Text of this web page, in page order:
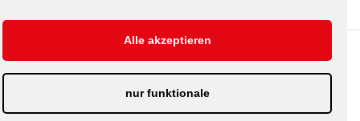
Alle akzeptieren
nur funktionale
Impressum Datenschutzerklärung